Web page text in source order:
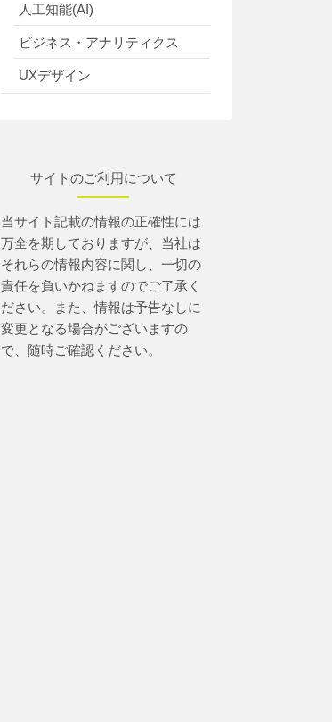
人工知能(AI)
ビジネス・アナリティクス
UXデザイン
サイトのご利用について
当サイト記載の情報の正確性には
万全を期しておりますが、当社は
それらの情報内容に関し、一切の
責任を負いかねますのでご了承く
ださい。また、情報は予告なしに
変更となる場合がございますの
で、随時ご確認ください。